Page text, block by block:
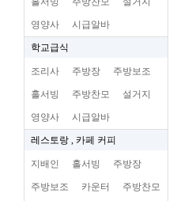
영양사 시급알바
학교급식
조리사 주방장 주방보조
홀서빙 주방찬모 설거지
영양사 시급알바
레스토랑 , 카페 커피
지배인 홀서빙 주방장
주방보조 카운터 주방찬모